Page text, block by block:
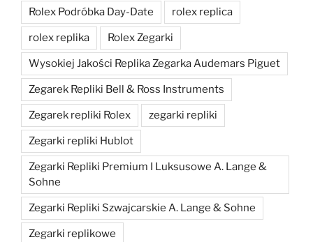
Rolex Podróbka Day-Date rolex replica
rolex replika Rolex Zegarki
Wysokiej Jakości Replika Zegarka Audemars Piguet
Zegarek Repliki Bell & Ross Instruments
Zegarek repliki Rolex zegarki repliki
Zegarki repliki Hublot
Zegarki Repliki Premium I Luksusowe A. Lange &
Sohne
Zegarki Repliki Szwajcarskie A. Lange & Sohne
Zegarki replikowe